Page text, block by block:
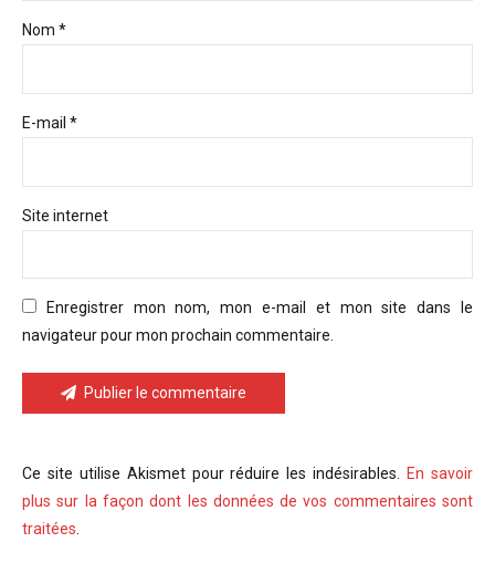
Nom *
E-mail *
Site internet
Enregistrer mon nom, mon e-mail et mon site dans le
navigateur pour mon prochain commentaire.
Publier le commentaire
Ce site utilise Akismet pour réduire les indésirables.
En savoir
plus sur la façon dont les données de vos commentaires sont
traitées